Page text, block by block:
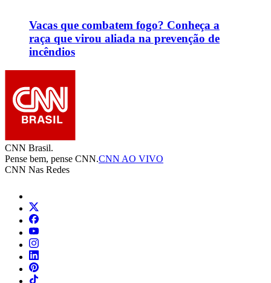
Vacas que combatem fogo? Conheça a
raça que virou aliada na prevenção de
incêndios
CNN Brasil.
Pense bem, pense CNN.CNN AO VIVO
CNN Nas Redes